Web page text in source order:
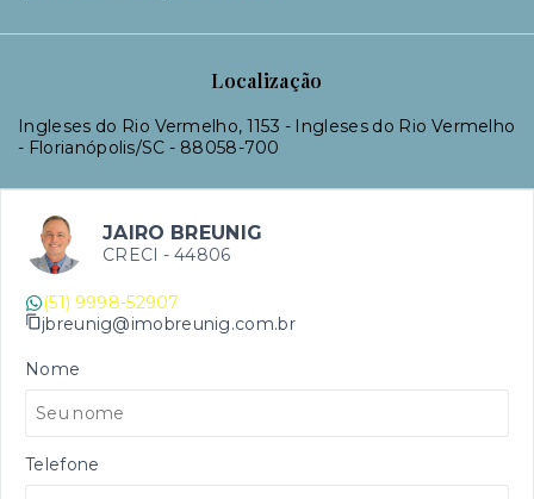
Localização
Ingleses do Rio Vermelho, 1153 - Ingleses do Rio Vermelho
- Florianópolis/SC - 88058-700
JAIRO BREUNIG
CRECI - 44806
(51) 9998-52907
jbreunig@imobreunig.com.br
Nome
Telefone